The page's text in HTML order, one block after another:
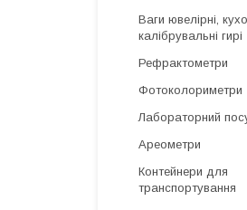
Ваги ювелірні,
калібрувальні гирі
Рефрактометри
Фотоколориметри
Лабораторний
Ареометри
Контейнери для
транспортування